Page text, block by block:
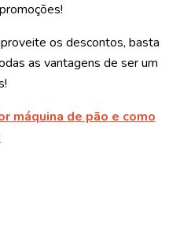
os descontos, basta
as vantagens de ser um
máquina de pão e como